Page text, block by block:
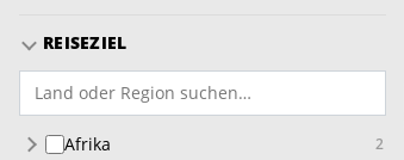
REISEZIEL
Afrika 2